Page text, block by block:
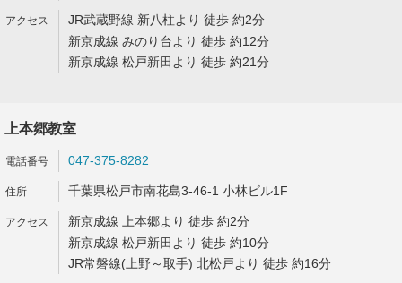
JR武蔵野線 新八柱より 徒歩 約2分
新京成線 みのり台より 徒歩 約12分
新京成線 松戸新田より 徒歩 約21分
上本郷教室
047-375-8282
千葉県松戸市南花島3-46-1 小林ビル1F
新京成線 上本郷より 徒歩 約2分
新京成線 松戸新田より 徒歩 約10分
JR常磐線(上野～取手) 北松戸より 徒歩 約16分